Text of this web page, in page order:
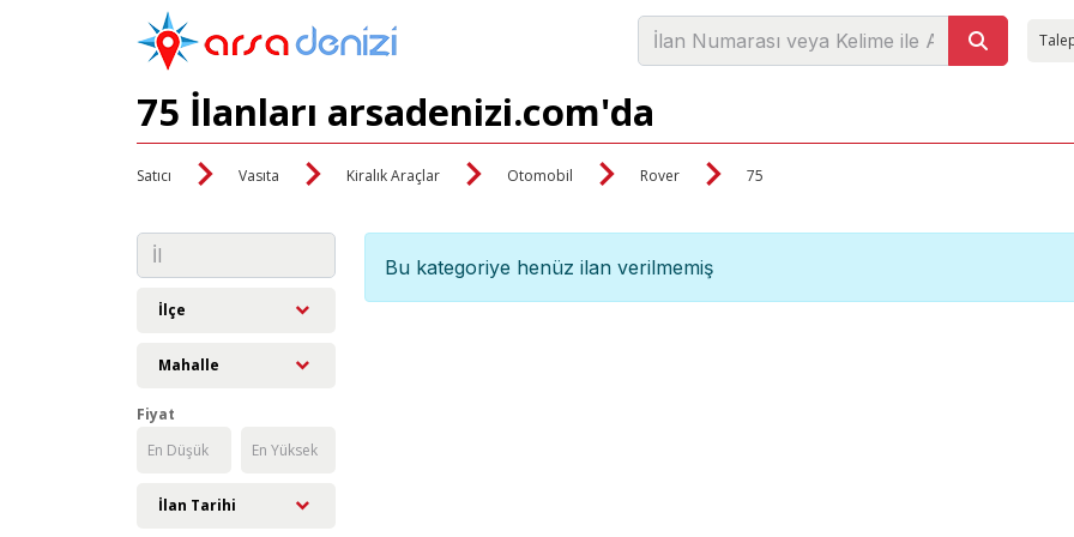
75 İlanları arsadenizi.com'da
Satıcı Vasıta Kiralık Araçlar Otomobil Rover 75
İlçe
Mahalle
Fiyat
İlan Tarihi
Bu kategoriye henüz ilan verilmemiş